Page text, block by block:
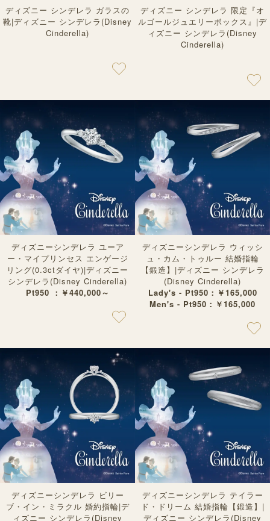
ディズニー シンデレラ ガラスの
靴|ディズニー シンデレラ(Disney
Cinderella)
ディズニー シンデレラ 限定『オ
ルゴールジュエリーボックス』|デ
ィズニー シンデレラ(Disney
Cinderella)
ディズニーシンデレラ ユーア
ー・マイプリンセス エンゲージ
リング(0.3ctダイヤ)|ディズニー
シンデレラ(Disney Cinderella)
Pt950 ：￥440,000～
ディズニーシンデレラ ウィッシ
ュ・カム・トゥルー 結婚指輪
【鍛造】|ディズニー シンデレラ
(Disney Cinderella)
Lady's - Pt950：￥165,000
Men's - Pt950：￥165,000
ディズニーシンデレラ ビリー
ブ・イン・ミラクル 婚約指輪|デ
ィズニー シンデレラ(Disney
ディズニーシンデレラ テイラー
ド・ドリーム 結婚指輪【鍛造】|
ディズニー シンデレラ(Disney